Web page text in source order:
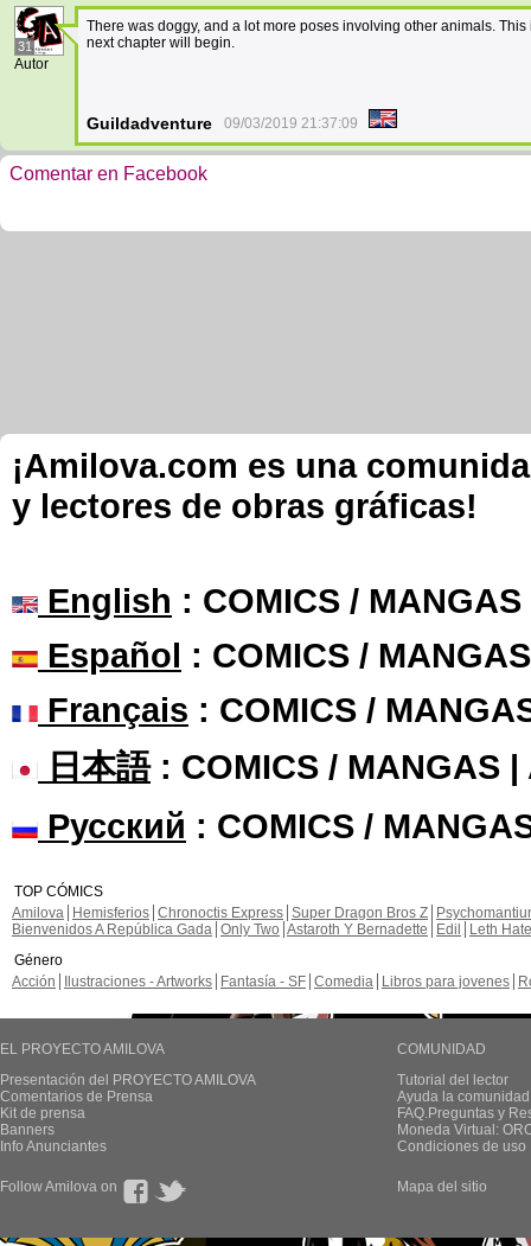
31
Autor
There was doggy, and a lot more poses involving other animals.
next chapter will begin.
Guildadventure 09/03/2019 21:37:09
Comentar en Facebook
¡Amilova.com es una
y lectores de obras gráficas!
English : COMICS /
Español : COMICS /
Français : COMICS /
日本語: COMICS / MANGAS |
Русский : COMICS /
TOP CÓMICS
Amilova
Hemisferios Chronoctis Express Super Dragon Bros Z
Bienvenidos A República Gada Only Two Astaroth Y Bernadette Edil
Leth Hate
Género
Acción
Ilustraciones - Artworks Fantasía - SF Comedia Libros para jovenes
EL PROYECTO AMILOVA
Presentación del PROYECTO AMILOVA
Comentarios de Prensa
Kit de prensa
Banners
Info Anunciantes
COMUNIDAD
Tutorial del lector
Ayuda la
FAQ.Preguntas y
Moneda Virtual:
Condiciones de uso
Follow Amilova on Mapa del sitio